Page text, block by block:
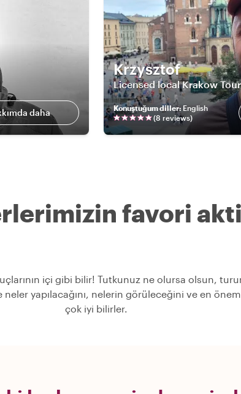
daha
Krzysztof
Licensed local Krakow
Konuştuğum diller: English
(8 reviews)
favori
içi gibi bilir! Tutkunuz ne olursa olsun,
yapılacağını, nelerin görüleceğini ve en
çok iyi bilirler.